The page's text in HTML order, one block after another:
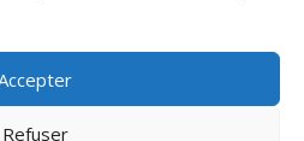
Refuser
Actualités
Services